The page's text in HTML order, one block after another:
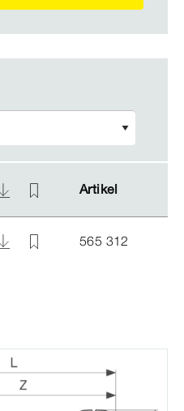
Artikel
Artikel
565 312